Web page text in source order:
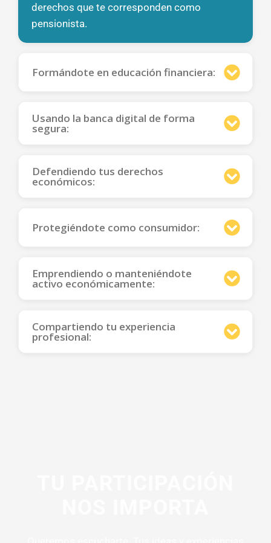
derechos que te corresponden como
pensionista.
Formándote en educación financiera:
Usando la banca digital de forma
segura:
Defendiendo tus derechos
económicos:
Protegiéndote como consumidor:
Emprendiendo o manteniéndote
activo económicamente:
Compartiendo tu experiencia
profesional: